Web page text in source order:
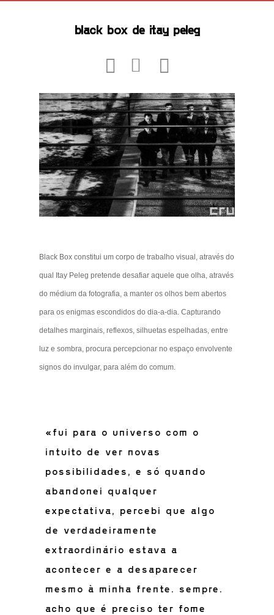
black box de itay peleg
Black Box constitui um corpo de trabalho visual, através do
qual Itay Peleg pretende desafiar aquele que olha, através
do médium da fotografia, a manter os olhos bem abertos
para os enigmas escondidos do dia-a-dia. Capturando
detalhes marginais, reflexos, silhuetas espelhadas, entre
luz e sombra, procura percepcionar no espaço envolvente
signos do invulgar, para além do comum.
«fui para o universo com o
intuito de ver novas
possibilidades, e só quando
abandonei qualquer
expectativa, percebi que algo
de verdadeiramente
extraordinário estava a
acontecer e a desaparecer
mesmo à minha frente. sempre.
acho que é preciso ter fome